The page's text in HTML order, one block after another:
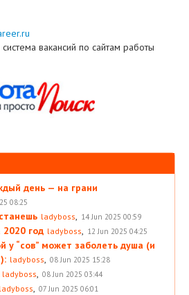
вакансий по сайтам работы
день — на грани
08:25
ladyboss 14 Jun 2025 00:59
2020 год ladyboss 12 Jun 2025 04:25
у “сов” может заболеть душа (и
ladyboss 08 Jun 2025 15:28
ladyboss 08 Jun 2025 03:44
ladyboss 07 Jun 2025 06:01